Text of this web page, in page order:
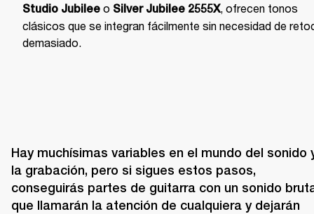
Studio Jubilee o Silver Jubilee 2555X, ofrecen tonos
clásicos que se integran fácilmente sin necesidad de
demasiado.
Hay muchísimas variables en el mundo del sonido
la grabación, pero si sigues estos pasos,
conseguirás partes de guitarra con un sonido
que llamarán la atención de cualquiera y dejarán